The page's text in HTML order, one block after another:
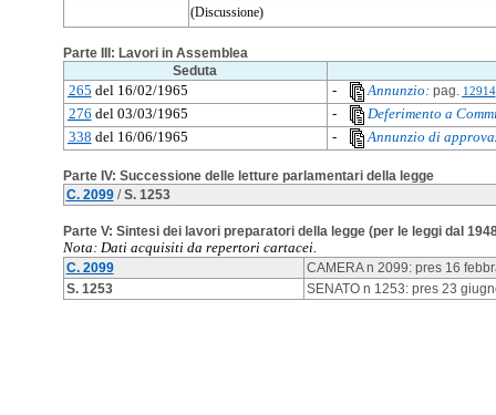
(Discussione)
Parte III: Lavori in Assemblea
Seduta
265 del 16/02/1965 - Annunzio:pag. 12914
276 del 03/03/1965 -
Deferimento a
338 del 16/06/1965 - Annunzio di
Parte IV: Successione delle letture parlamentari della legge
C. 2099/S. 1253
Parte V: Sintesi dei lavori preparatori della legge (per le leggi dal
Nota: Dati acquisiti da repertori cartacei.
C. 2099
CAMERA n 2099: pres 16
S. 1253
SENATO n 1253: pres 23